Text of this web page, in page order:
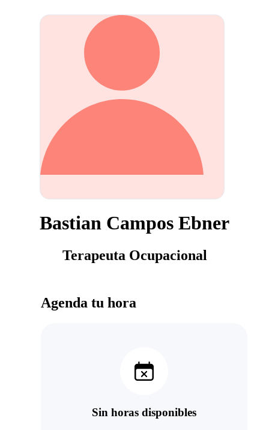
Bastian Campos Ebner
Terapeuta Ocupacional
Agenda tu hora
Sin horas disponibles